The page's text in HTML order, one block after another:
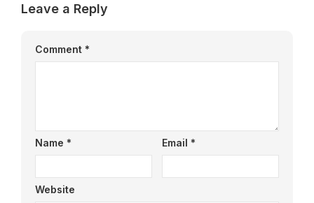
Leave a Reply
Comment *
Name * Email *
Website